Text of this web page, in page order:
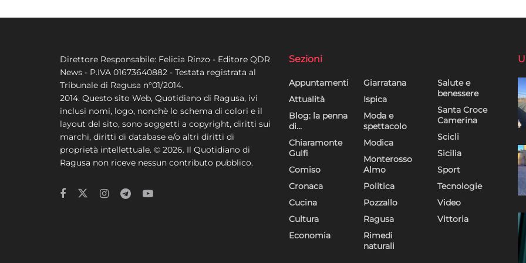
Direttore Responsabile: Felicia Rinzo - Editore QDR
News - P.IVA 01673640882 - Testata registrata al
Tribunale di Ragusa n°01/2014.
2014. Questo sito Web, Quotidiano di Ragusa, ivi
inclusi nomi, logo, nonchè lo schema di colori e il
layout del sito, sono soggetti a copyright, diritti sui
marchi, diritti di database e/o altri diritti di
proprietà intellettuale. © 2026. Il Quotidiano di
Ragusa non riceve nessun contributo pubblico.
Sezioni
Appuntamenti
Attualità
Blog: la penna
di…
Chiaramonte
Gulfi
Comiso
Cronaca
Cucina
Cultura
Economia
Giarratana
Ispica
Moda e
spettacolo
Modica
Monterosso
Almo
Politica
Pozzallo
Ragusa
Rimedi
naturali
Salute e
benessere
Santa Croce
Camerina
Scicli
Sicilia
Sport
Tecnologie
Video
Vittoria